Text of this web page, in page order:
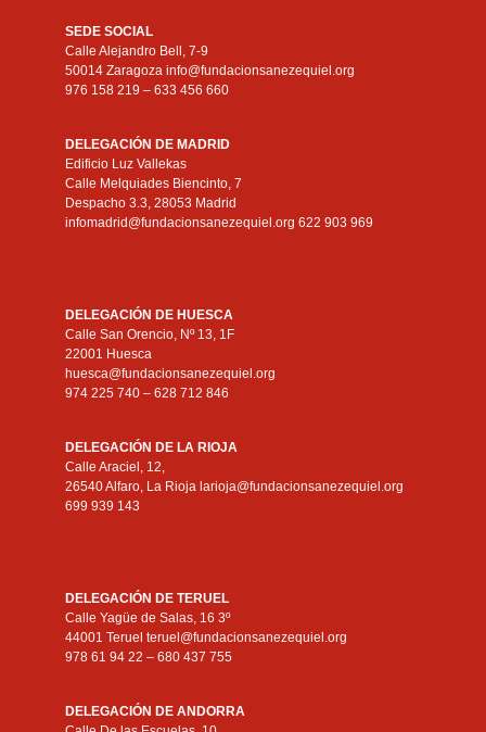
SEDE SOCIAL
Calle Alejandro Bell, 7-9
50014 Zaragoza info@fundacionsanezequiel.org
976 158 219 – 633 456 660
DELEGACIÓN DE MADRID
Edificio Luz Vallekas
Calle Melquiades Biencinto, 7
Despacho 3.3, 28053 Madrid
infomadrid@fundacionsanezequiel.org 622 903 969
DELEGACIÓN DE HUESCA
Calle San Orencio, Nº 13, 1F
22001 Huesca
huesca@fundacionsanezequiel.org
974 225 740 – 628 712 846
DELEGACIÓN DE LA RIOJA
Calle Araciel, 12,
26540 Alfaro, La Rioja larioja@fundacionsanezequiel.org
699 939 143
DELEGACIÓN DE TERUEL
Calle Yagüe de Salas, 16 3º
44001 Teruel teruel@fundacionsanezequiel.org
978 61 94 22 – 680 437 755
DELEGACIÓN DE ANDORRA